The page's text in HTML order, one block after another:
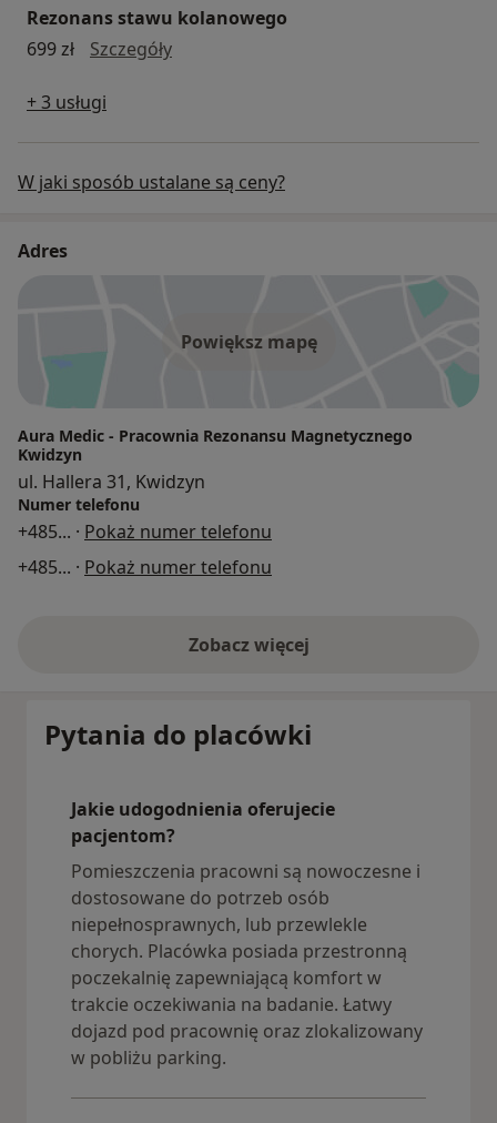
Rezonans stawu kolanowego
699 zł
SzczegółyRezonans stawu kolanowego
+ 3 usługi
W jaki sposób ustalane są ceny?
Adres
Powiększ mapę
Aura Medic - Pracownia Rezonansu Magnetycznego
Kwidzyn
ul. Hallera 31, Kwidzyn
Numer telefonu
+485... · Pokaż numer telefonu
+485... · Pokaż numer telefonu
Zobacz więcej
Pytania do placówki
Jakie udogodnienia oferujecie
pacjentom?
Pomieszczenia pracowni są nowoczesne i
dostosowane do potrzeb osób
niepełnosprawnych, lub przewlekle
chorych. Placówka posiada przestronną
poczekalnię zapewniającą komfort w
trakcie oczekiwania na badanie. Łatwy
dojazd pod pracownię oraz zlokalizowany
w pobliżu parking.